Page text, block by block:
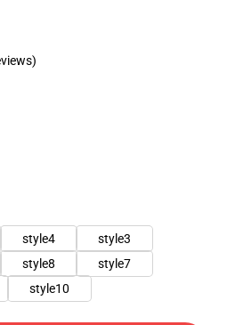
style4
style3
style8
style7
style10